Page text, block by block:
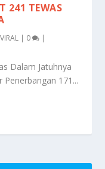
241 TEWAS
VIRAL | 0 |
Dalam Jatuhnya
171...